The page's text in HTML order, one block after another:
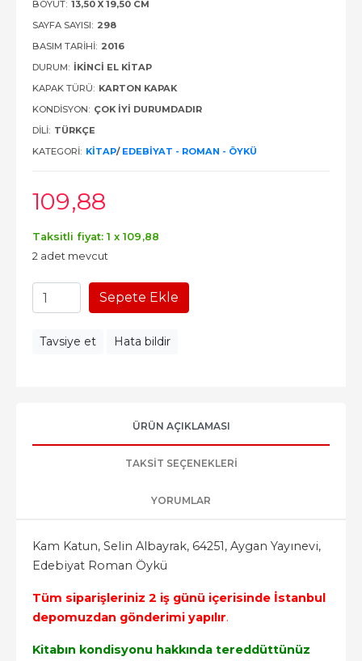
BOYUT: 13,50 X 19,50 CM
SAYFA SAYISI: 298
BASIM TARIHI: 2016
DURUM: İKINCI EL KITAP
KAPAK TÜRÜ: KARTON KAPAK
KONDISYON: ÇOK İYI DURUMDADIR
DILI: TÜRKÇE
KATEGORI: KITAP/ EDEBIYAT - ROMAN - ÖYKÜ
109,88
Taksitli fiyat: 1 x 109 ,88
2 adet mevcut
Sepete Ekle
Tavsiye et Hata bildir
ÜRÜN AÇIKLAMASI
TAKSIT SEÇENEKLERI
YORUMLAR
Kam Katun, Selin Albayrak, 64251, Aygan Yayınevi,
Edebiyat Roman Öykü
Tüm siparişleriniz 2 iş günü içerisinde İstanbul
depomuzdan gönderimi yapılır.
Kitabın kondisyonu hakkında tereddüttünüz